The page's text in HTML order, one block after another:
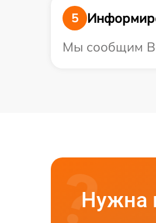
5
Мы сообщим
Нужна